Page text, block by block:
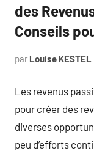
des
Conseils
par Louise KESTEL
Les revenus
pour créer des
diverses
peu d’efforts